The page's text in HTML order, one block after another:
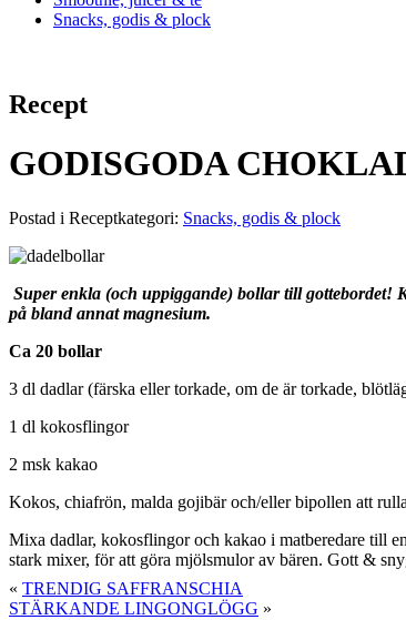
Snacks, godis & plock
Recept
GODISGODA
Postad i Receptkategori: Snacks, godis & plock
Super enkla (och uppiggande) bollar till gottebordet!
på bland annat magnesium.
Ca 20 bollar
3 dl dadlar (färska eller torkade, om de är torkade,
1 dl kokosflingor
2 msk kakao
Kokos, chiafrön, malda gojibär och/eller bipollen att
Mixa dadlar, kokosflingor och kakao i matberedare till
stark mixer, för att göra mjölsmulor av bären. Gott &
« TRENDIG SAFFRANSCHIA
STÄRKANDE LINGONGLÖGG »